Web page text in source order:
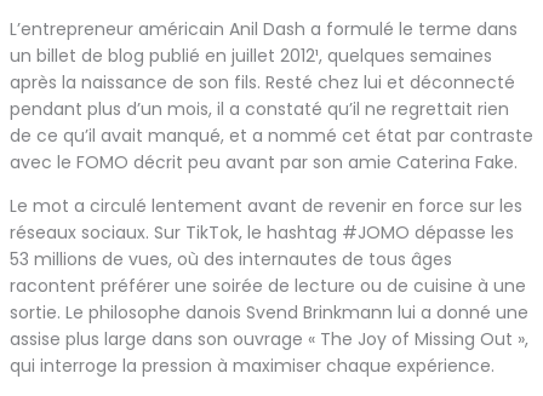
L’entrepreneur américain Anil Dash a formulé le terme dans
un billet de blog publié en juillet 2012¹, quelques semaines
après la naissance de son fils. Resté chez lui et déconnecté
pendant plus d’un mois, il a constaté qu’il ne regrettait rien
de ce qu’il avait manqué, et a nommé cet état par contraste
avec le FOMO décrit peu avant par son amie Caterina Fake.
Le mot a circulé lentement avant de revenir en force sur les
réseaux sociaux. Sur TikTok, le hashtag #JOMO dépasse les
53 millions de vues, où des internautes de tous âges
racontent préférer une soirée de lecture ou de cuisine à une
sortie. Le philosophe danois Svend Brinkmann lui a donné une
assise plus large dans son ouvrage « The Joy of Missing Out »,
qui interroge la pression à maximiser chaque expérience.